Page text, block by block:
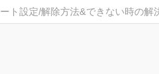
ト設定/解除方法&できない時の解